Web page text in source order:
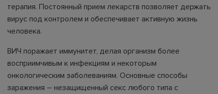
терапия. Постоянный прием лекарств позволяет держать
вирус под контролем и обеспечивает активную жизнь
человека.
ВИЧ поражает иммунитет, делая организм более
восприимчивым к инфекциям и некоторым
онкологическим заболеваниям. Основные способы
заражения – незащищенный секс любого типа с